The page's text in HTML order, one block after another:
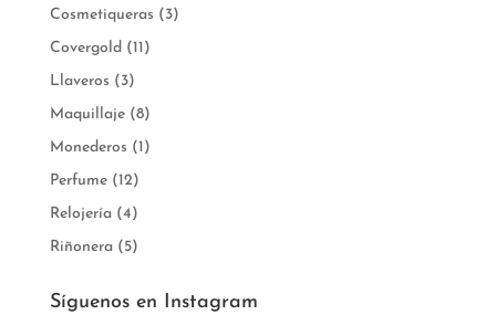
Cosmetiqueras (3)
Covergold (11)
Llaveros (3)
Maquillaje (8)
Monederos (1)
Perfume (12)
Relojería (4)
Riñonera (5)
Síguenos en Instagram